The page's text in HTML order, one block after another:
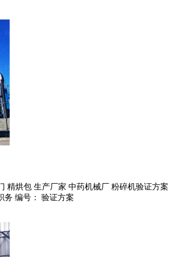
精烘包 生产厂家 中药机械厂 粉碎机验证
务 编号： 验证方案